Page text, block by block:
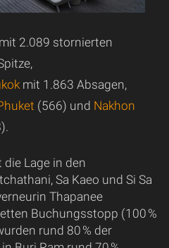
2.089 stornierten
mit 1.863 Absagen,
(566) und Nakhon
Lage in den
Sa Kaeo und Si Sa
Thapanee
Buchungsstopp (100 %
rund 80 % der